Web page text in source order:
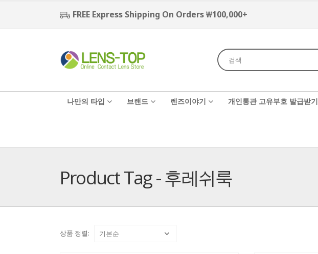
FREE Express Shipping On Orders ₩100,000+
나만의 타입 브랜드 렌즈이야기 개인통관 고유부호 발급받기
Product Tag - 후레쉬룩
상품 정렬: